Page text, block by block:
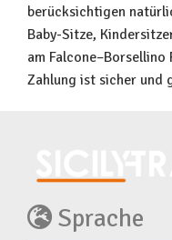
berücksichtigen
Baby-Sitze,
am Falcone–Borsellino
Zahlung ist sicher und
Sprache